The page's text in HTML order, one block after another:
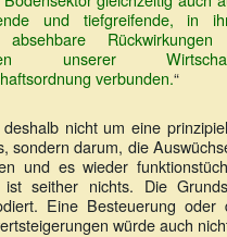
und tiefgreifende, in
absehbare
unserer
verbunden.“
nicht um eine
sondern darum, die
und es wieder
ist seither nichts. Die
Eine Besteuerung oder
würde auch